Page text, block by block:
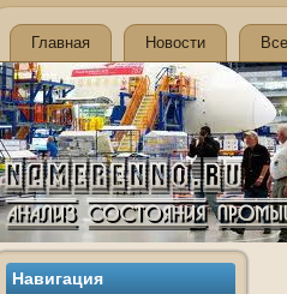
Главная Новости
Навигация